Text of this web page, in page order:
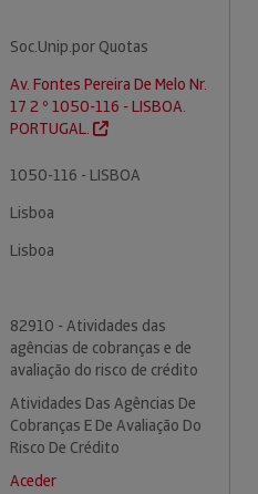
Soc.Unip.por Quotas
Av. Fontes Pereira De Melo Nr.
17 2 º 1050-116 - LISBOA.
PORTUGAL.
1050-116 - LISBOA
Lisboa
Lisboa
82910 - Atividades das
agências de cobranças e de
avaliação do risco de crédito
Atividades Das Agências De
Cobranças E De Avaliação Do
Risco De Crédito
Aceder